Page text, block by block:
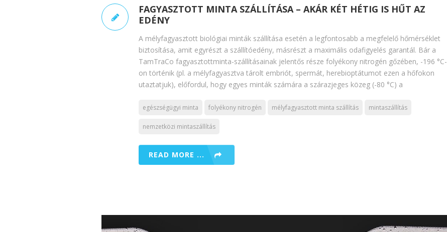
FAGYASZTOTT MINTA SZÁLLÍTÁSA – AKÁR KÉT HÉTIG IS HŰT AZ
EDÉNY
A mélyfagyasztott biológiai minták szállítása esetén a legfontosabb a megfelelő hőmérséklet
biztosítása, amit egyrészt a szállítóedény, másrészt a maximális odafigyelés garantál. Bár a
TamTraCo fagyasztottminta-szállításainak jelentős része folyékony nitrogén gőzében, -196 °C-
on történik (pl. a mélyfagyasztva tárolt embriót, spermát, herebioptátumot ezen a hőfokon
utaztatjuk), előfordul, hogy egyes minták számára a szárazjeges közeg (-80 °C) a
egészségügyi minta folyékony nitrogén mélyfagyasztott minta szállítás mintaszállítás
nemzetközi mintaszállítás
READ MORE ...